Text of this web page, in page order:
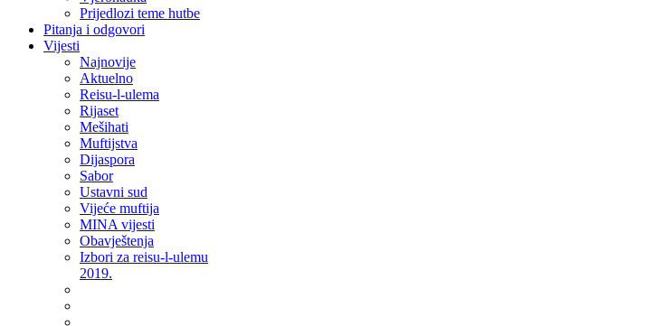
Prijedlozi teme hutbe
Pitanja i odgovori
Vijesti
Najnovije
Aktuelno
Reisu-l-ulema
Rijaset
Mešihati
Muftijstva
Dijaspora
Sabor
Ustavni sud
Vijeće muftija
MINA vijesti
Obavještenja
Izbori za reisu-l-ulemu
2019.